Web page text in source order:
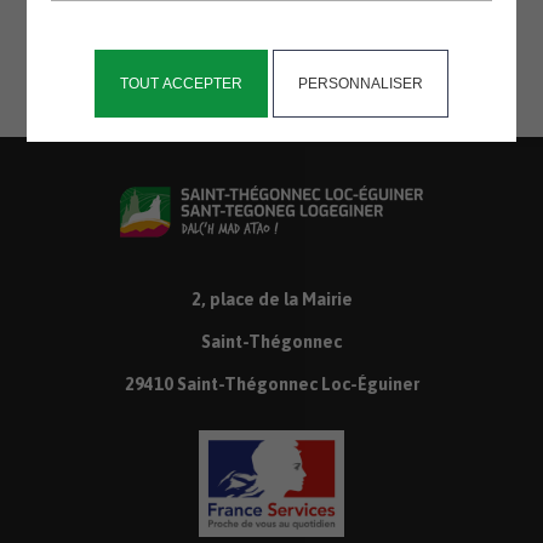
TOUT ACCEPTER PERSONNALISER
2, place de la Mairie
Saint-Thégonnec
29410 Saint-Thégonnec Loc-Éguiner